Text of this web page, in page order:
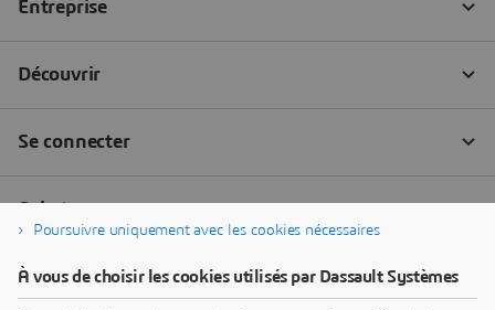
Poursuivre uniquement avec les cookies nécessaires
À vous de choisir les cookies utilisés par Dassault Systèmes